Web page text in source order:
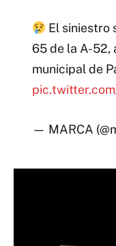
El siniestro
65 de la A-52,
municipal de
— MARCA